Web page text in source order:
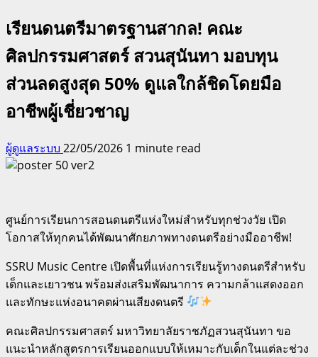
เรียนดนตรีมาตรฐานสากล! คณะ
ศิลปกรรมศาสตร์ สวนสุนันทา มอบทุน
ส่วนลดสูงสุด 50% ดูแลใกล้ชิดโดยมือ
อาชีพผู้เชี่ยวชาญ
ผู้ดูแลระบบ 22/05/2026 1 minute read
ศูนย์การเรียนการสอนดนตรีแห่งใหม่สำหรับทุกช่วงวัย เปิด
โอกาสให้ทุกคนได้พัฒนาศักยภาพทางดนตรีอย่างมืออาชีพ!
SSRU Music Centre เปิดพื้นที่แห่งการเรียนรู้ทางดนตรีสำหรับ
เด็กและเยาวชน พร้อมส่งเสริมพัฒนาการ ความกล้าแสดงออก
และทักษะแห่งอนาคตผ่านเสียงดนตรี
คณะศิลปกรรมศาสตร์ มหาวิทยาลัยราชภัฏสวนสุนันทา ขอ
แนะนำหลักสูตรการเรียนออกแบบให้เหมาะกับเด็กในแต่ละช่วง